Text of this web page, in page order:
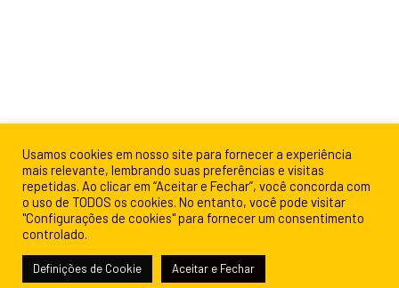
Usamos cookies em nosso site para fornecer a experiência
mais relevante, lembrando suas preferências e visitas
repetidas. Ao clicar em “Aceitar e Fechar”, você concorda com
o uso de TODOS os cookies. No entanto, você pode visitar
"Configurações de cookies" para fornecer um consentimento
controlado.
Definições de Cookie Aceitar e Fechar